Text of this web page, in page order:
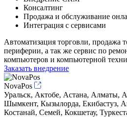
Консалтинг
Продажа и обслуживание
Интеграция с сервисами
Автоматизация торговли, продажа
периферии, а так же сервис по
компьютеров и компьютерной
Заказать внедрение
NovaPos
Уральск, Актобе, Астана, Алматы,
Шымкент, Кызылорда, Екибастуз,
Костанай, Семей, Кокшетау,